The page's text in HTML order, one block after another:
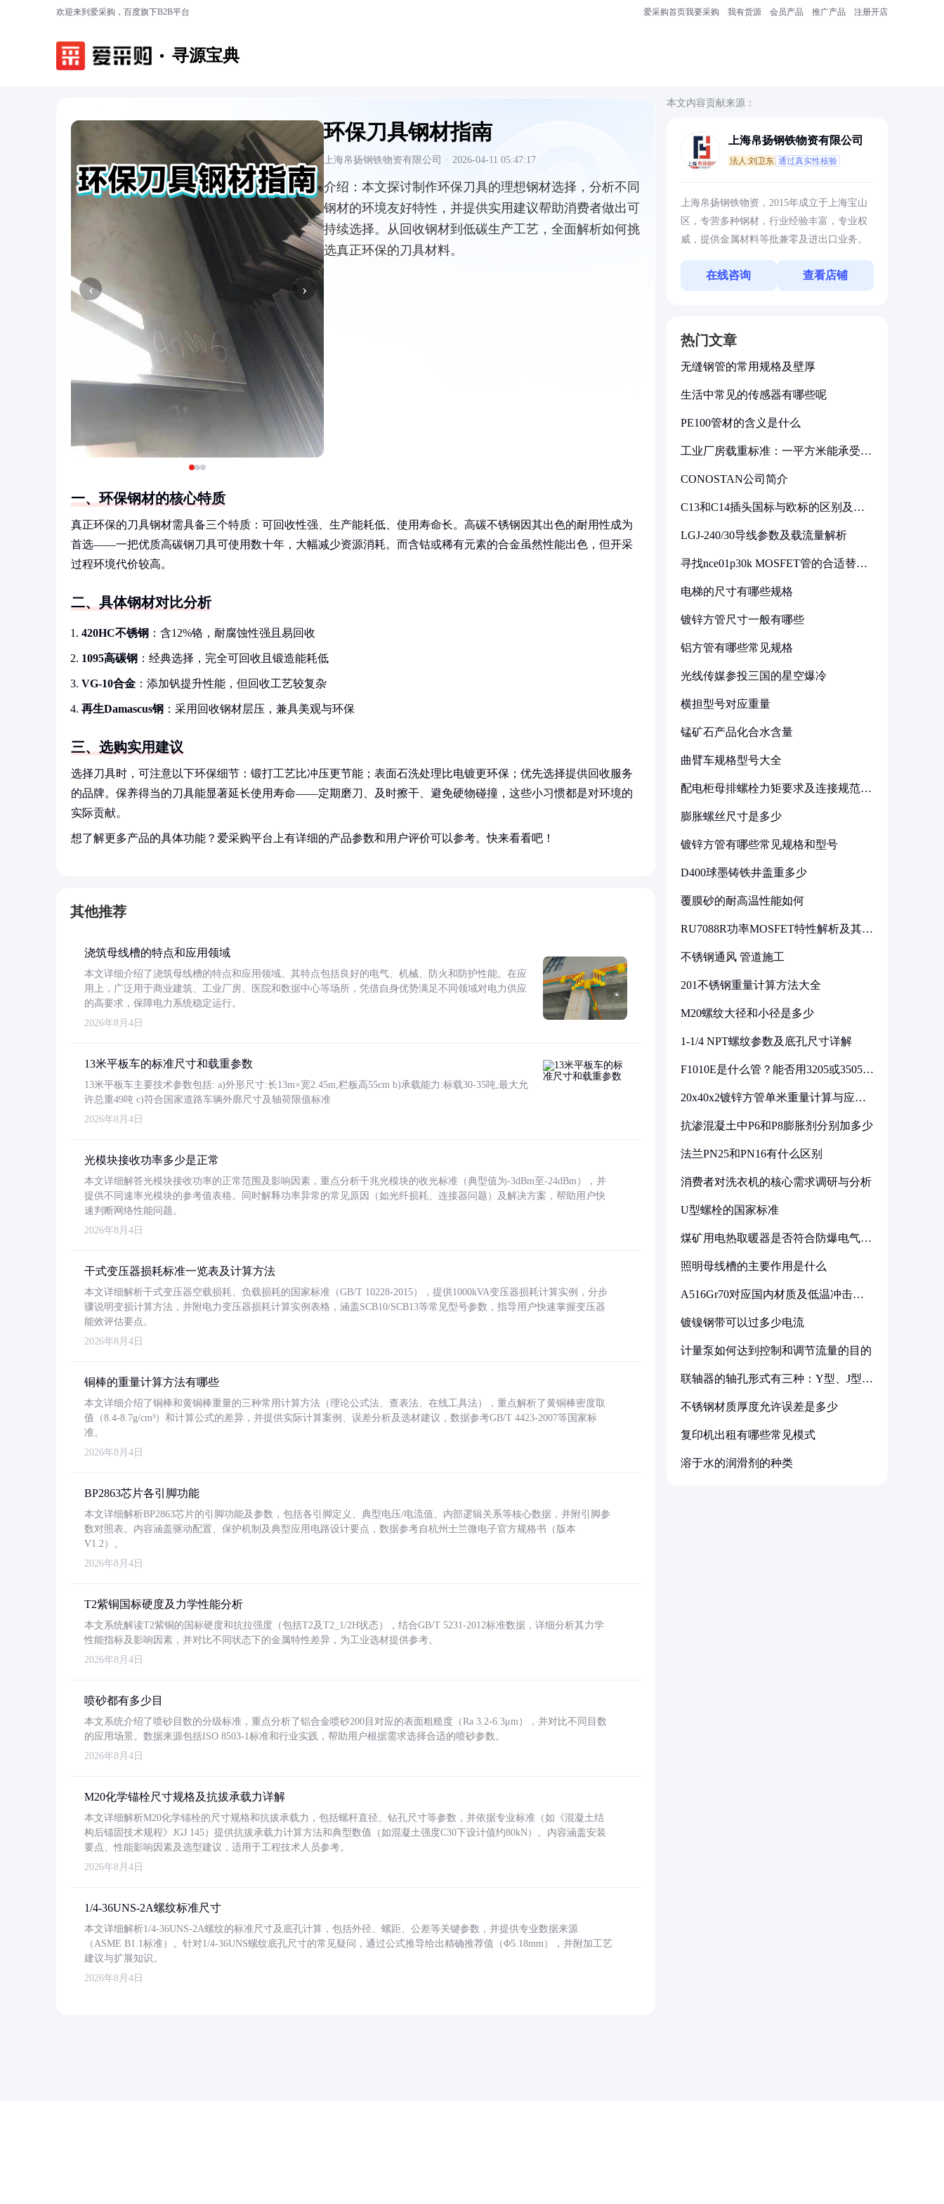
欢迎来到爱采购，百度旗下B2B平台 爱采购首页我要采购 我有货源 会员产品 推广产品 注册开店
寻源宝典
‹ ›
环保刀具钢材指南
上海帛扬钢铁物资有限公司 · 2026-04-11 05:47:17
介绍： 本文探讨制作环保刀具的理想钢材选择，分析不同
钢材的环境友好特性，并提供实用建议帮助消费者做出可
持续选择。从回收钢材到低碳生产工艺，全面解析如何挑
选真正环保的刀具材料。
一、环保钢材的核心特质
真正环保的刀具钢材需具备三个特质：可回收性强、生产能耗低、使用寿命长。高碳不锈钢因其出色的耐用性成为
首选——一把优质高碳钢刀具可使用数十年，大幅减少资源消耗。而含钴或稀有元素的合金虽然性能出色，但开采
过程环境代价较高。
二、具体钢材对比分析
420HC不锈钢 ：含12%铬，耐腐蚀性强且易回收
1095高碳钢 ：经典选择，完全可回收且锻造能耗低
VG-10合金 ：添加钒提升性能，但回收工艺较复杂
再生Damascus钢 ：采用回收钢材层压，兼具美观与环保
三、选购实用建议
选择刀具时，可注意以下环保细节：锻打工艺比冲压更节能；表面石洗处理比电镀更环保；优先选择提供回收服务
的品牌。保养得当的刀具能显著延长使用寿命——定期磨刀、及时擦干、避免硬物碰撞，这些小习惯都是对环境的
实际贡献。
想了解更多产品的具体功能？爱采购平台上有详细的产品参数和用户评价可以参考。快来看看吧！
其他推荐
浇筑母线槽的特点和应用领域
本文详细介绍了浇筑母线槽的特点和应用领域。其特点包括良好的电气、机械、防火和防护性能。在应
用上，广泛用于商业建筑、工业厂房、医院和数据中心等场所，凭借自身优势满足不同领域对电力供应
的高要求，保障电力系统稳定运行。
2026年8月4日
13米平板车的标准尺寸和载重参数
13米平板车主要技术参数包括: a)外形尺寸:长13m×宽2.45m,栏板高55cm b)承载能力:标载30-35吨,最大允
许总重49吨 c)符合国家道路车辆外廓尺寸及轴荷限值标准
2026年8月4日
光模块接收功率多少是正常
本文详细解答光模块接收功率的正常范围及影响因素，重点分析千兆光模块的收光标准（典型值为-3dBm至-24dBm），并
提供不同速率光模块的参考值表格。同时解释功率异常的常见原因（如光纤损耗、连接器问题）及解决方案，帮助用户快
速判断网络性能问题。
2026年8月4日
干式变压器损耗标准一览表及计算方法
本文详细解析干式变压器空载损耗、负载损耗的国家标准（GB/T 10228-2015），提供1000kVA变压器损耗计算实例，分步
骤说明变损计算方法，并附电力变压器损耗计算实例表格，涵盖SCB10/SCB13等常见型号参数，指导用户快速掌握变压器
能效评估要点。
2026年8月4日
铜棒的重量计算方法有哪些
本文详细介绍了铜棒和黄铜棒重量的三种常用计算方法（理论公式法、查表法、在线工具法），重点解析了黄铜棒密度取
值（8.4-8.7g/cm³）和计算公式的差异，并提供实际计算案例、误差分析及选材建议，数据参考GB/T 4423-2007等国家标
准。
2026年8月4日
BP2863芯片各引脚功能
本文详细解析BP2863芯片的引脚功能及参数，包括各引脚定义、典型电压/电流值、内部逻辑关系等核心数据，并附引脚参
数对照表。内容涵盖驱动配置、保护机制及典型应用电路设计要点，数据参考自杭州士兰微电子官方规格书（版本
V1.2）。
2026年8月4日
T2紫铜国标硬度及力学性能分析
本文系统解读T2紫铜的国标硬度和抗拉强度（包括T2及T2_1/2H状态），结合GB/T 5231-2012标准数据，详细分析其力学
性能指标及影响因素，并对比不同状态下的金属特性差异，为工业选材提供参考。
2026年8月4日
喷砂都有多少目
本文系统介绍了喷砂目数的分级标准，重点分析了铝合金喷砂200目对应的表面粗糙度（Ra 3.2-6.3μm），并对比不同目数
的应用场景。数据来源包括ISO 8503-1标准和行业实践，帮助用户根据需求选择合适的喷砂参数。
2026年8月4日
M20化学锚栓尺寸规格及抗拔承载力详解
本文详细解析M20化学锚栓的尺寸规格和抗拔承载力，包括螺杆直径、钻孔尺寸等参数，并依据专业标准（如《混凝土结
构后锚固技术规程》JGJ 145）提供抗拔承载力计算方法和典型数值（如混凝土强度C30下设计值约80kN）。内容涵盖安装
要点、性能影响因素及选型建议，适用于工程技术人员参考。
2026年8月4日
1/4-36UNS-2A螺纹标准尺寸
本文详细解析1/4-36UNS-2A螺纹的标准尺寸及底孔计算，包括外径、螺距、公差等关键参数，并提供专业数据来源
（ASME B1.1标准）。针对1/4-36UNS螺纹底孔尺寸的常见疑问，通过公式推导给出精确推荐值（Φ5.18mm），并附加工艺
建议与扩展知识。
2026年8月4日
本文内容贡献来源：
上海帛扬钢铁物资有限公司
法人:刘卫东 通过真实性核验
上海帛扬钢铁物资，2015年成立于上海宝山
区，专营多种钢材，行业经验丰富，专业权
威，提供金属材料等批兼零及进出口业务。
在线咨询 查看店铺
热门文章
无缝钢管的常用规格及壁厚
生活中常见的传感器有哪些呢
PE100管材的含义是什么
工业厂房载重标准：一平方米能承受多
CONOSTAN公司简介
C13和C14插头国标与欧标的区别及其
LGJ-240/30导线参数及载流量解析
寻找nce01p30k MOSFET管的合适替代
电梯的尺寸有哪些规格
镀锌方管尺寸一般有哪些
铝方管有哪些常见规格
光线传媒参投三国的星空爆冷
横担型号对应重量
锰矿石产品化合水含量
曲臂车规格型号大全
配电柜母排螺栓力矩要求及连接规范详
膨胀螺丝尺寸是多少
镀锌方管有哪些常见规格和型号
D400球墨铸铁井盖重多少
覆膜砂的耐高温性能如何
RU7088R功率MOSFET特性解析及其在
不锈钢通风 管道施工
201不锈钢重量计算方法大全
M20螺纹大径和小径是多少
1-1/4 NPT螺纹参数及底孔尺寸详解
F1010E是什么管？能否用3205或3505代
20x40x2镀锌方管单米重量计算与应用
抗渗混凝土中P6和P8膨胀剂分别加多少
法兰PN25和PN16有什么区别
消费者对洗衣机的核心需求调研与分析
U型螺栓的国家标准
煤矿用电热取暖器是否符合防爆电气设
照明母线槽的主要作用是什么
A516Gr70对应国内材质及低温冲击要
镀镍钢带可以过多少电流
计量泵如何达到控制和调节流量的目的
联轴器的轴孔形式有三种：Y型、J型、
不锈钢材质厚度允许误差是多少
复印机出租有哪些常见模式
溶于水的润滑剂的种类